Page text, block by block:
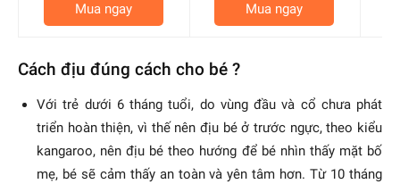
Mua ngay Mua ngay
Cách địu đúng cách cho bé ?
Với trẻ dưới 6 tháng tuổi, do vùng đầu và cổ chưa phát
triển hoàn thiện, vì thế nên địu bé ở trước ngực, theo kiểu
kangaroo, nên địu bé theo hướng để bé nhìn thấy mặt bố
mẹ, bé sẽ cảm thấy an toàn và yên tâm hơn. Từ 10 tháng